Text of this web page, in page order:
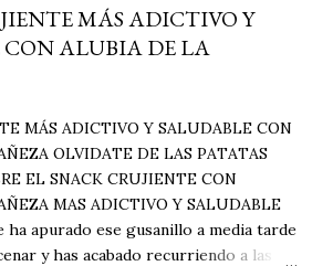
MÁS ADICTIVO Y
ALUBIA DE LA
MÁS ADICTIVO Y SALUDABLE CON
OLVIDATE DE LAS PATATAS
EL SNACK CRUJIENTE CON
MAS ADICTIVO Y SALUDABLE
ha apurado ese gusanillo a media tarde
y has acabado recurriendo a las